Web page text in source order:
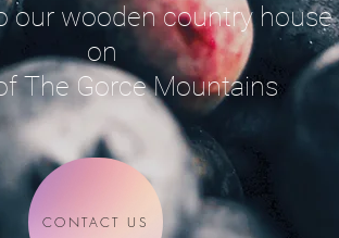
our wooden country house
on
The Gorce Mountains
CONTACT US